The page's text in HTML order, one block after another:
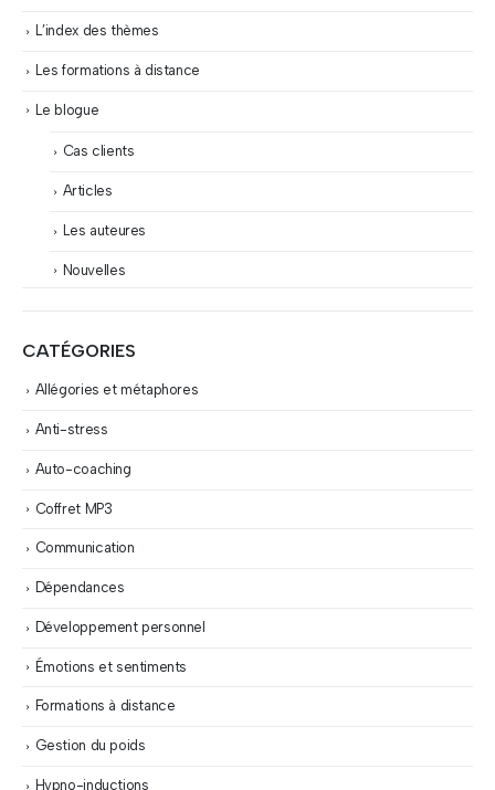
L’index des thèmes
Les formations à distance
Le blogue
Cas clients
Articles
Les auteures
Nouvelles
CATÉGORIES
Allégories et métaphores
Anti-stress
Auto-coaching
Coffret MP3
Communication
Dépendances
Développement personnel
Émotions et sentiments
Formations à distance
Gestion du poids
Hypno-inductions